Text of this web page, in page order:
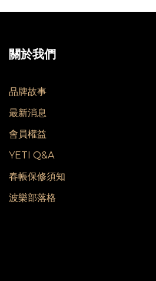
關於我們
品牌故事
最新消息
會員權益
YETI Q&A
春帳保修須知
波樂部落格